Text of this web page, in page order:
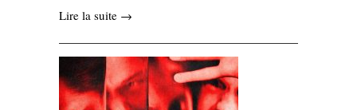
Lire la suite →